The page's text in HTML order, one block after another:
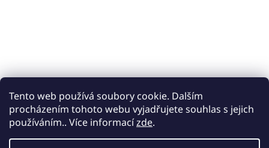
Tento web používá soubory cookie. Dalším
procházením tohoto webu vyjadřujete souhlas s jejich
používáním.. Více informacízde.